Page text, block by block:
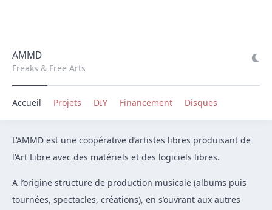
AMMD
Freaks & Free Arts
Accueil Projets DIY Financement Disques
L’AMMD est une coopérative d’artistes libres produisant de
l’Art Libre avec des matériels et des logiciels libres.
A l’origine structure de production musicale (albums puis
tournées, spectacles, créations), en s’ouvrant aux autres